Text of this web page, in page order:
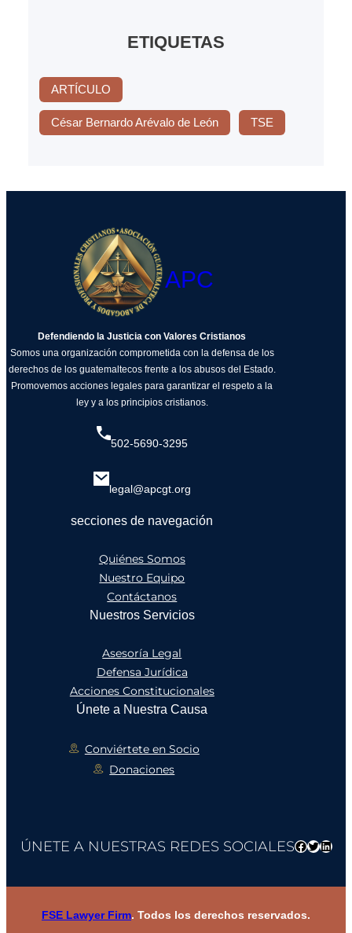
ETIQUETAS
ARTÍCULO
César Bernardo Arévalo de León TSE
APC
Defendiendo la Justicia con Valores Cristianos
Somos una organización comprometida con la defensa de los
derechos de los guatemaltecos frente a los abusos del Estado.
Promovemos acciones legales para garantizar el respeto a la
ley y a los principios cristianos.
502-5690-3295
legal@apcgt.org
secciones de navegación
Quiénes Somos
Nuestro Equipo
Contáctanos
Nuestros Servicios
Asesoría Legal
Defensa Jurídica
Acciones Constitucionales
Únete a Nuestra Causa
Conviértete en Socio
Donaciones
ÚNETE A NUESTRAS REDES SOCIALES Twitter
FSE Lawyer Firm. Todos los derechos reservados.